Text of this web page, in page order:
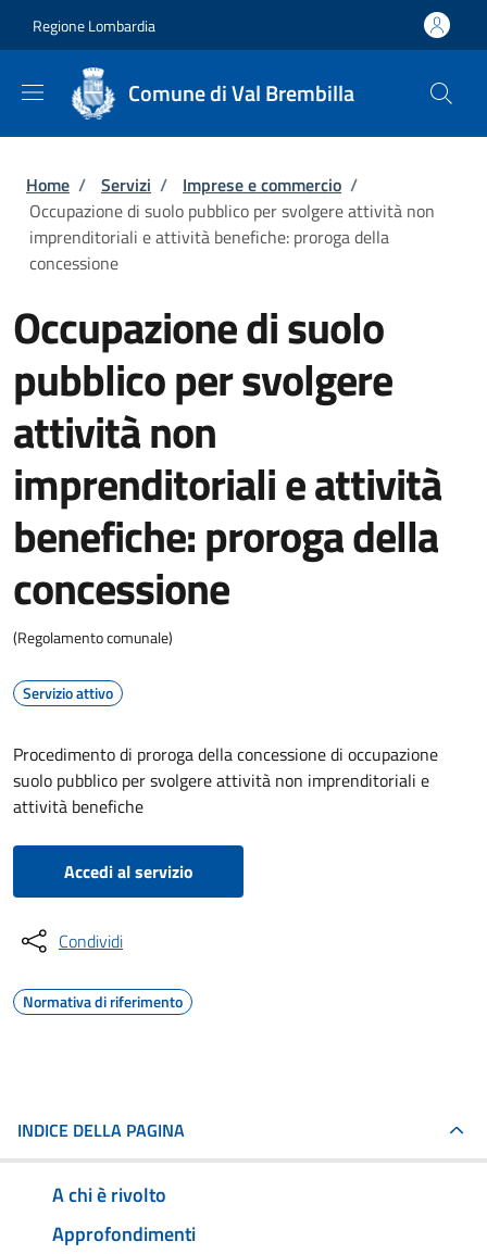
Regione Lombardia
Comune di Val Brembilla
Briciole di pane
Home / Servizi / Imprese e commercio /
Occupazione di suolo pubblico per svolgere attività non
imprenditoriali e attività benefiche: proroga della
concessione
Occupazione di suolo
pubblico per svolgere
attività non
imprenditoriali e attività
benefiche: proroga della
concessione
(Regolamento comunale)
Servizio attivo
Procedimento di proroga della concessione di occupazione
suolo pubblico per svolgere attività non imprenditoriali e
attività benefiche
Accedi al servizio
Condividi
Normativa di riferimento
INDICE DELLA PAGINA
A chi è rivolto
Approfondimenti